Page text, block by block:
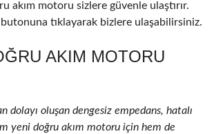
akım motoru sizlere güvenle ulaştırır.
butonuna tıklayarak bizlere ulaşabilirsiniz.
AKIM MOTORU
dolayı oluşan dengesiz empedans, hatalı
yeni doğru akım motoru için hem de